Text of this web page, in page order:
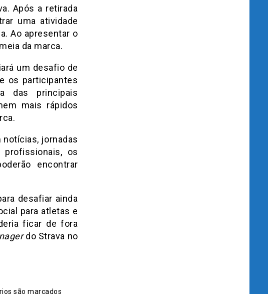
Após a retirada
uma atividade
Ao apresentar o
da marca.
um desafio de
os participantes
das principais
mais rápidos
notícias, jornadas
os
encontrar
desafiar ainda
para atletas e
ficar de fora
do Strava no
são marcados